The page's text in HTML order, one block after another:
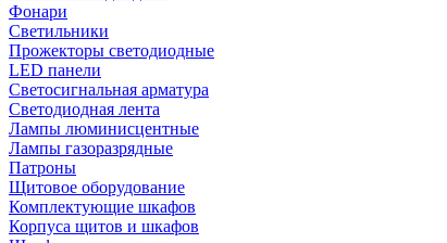
Фонари
Светильники
Прожекторы светодиодные
LED панели
Светосигнальная арматура
Светодиодная лента
Лампы люминисцентные
Лампы газоразрядные
Патроны
Щитовое оборудование
Комплектующие шкафов
Корпуса щитов и шкафов